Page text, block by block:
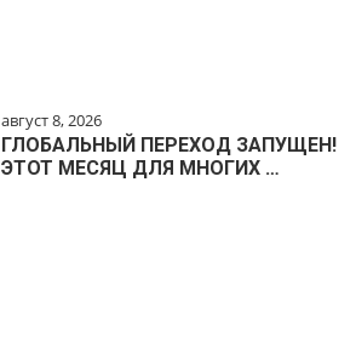
август 8, 2026
ГЛОБАЛЬНЫЙ ПЕРЕХОД ЗАПУЩЕН!
ЭТОТ МЕСЯЦ ДЛЯ МНОГИХ …